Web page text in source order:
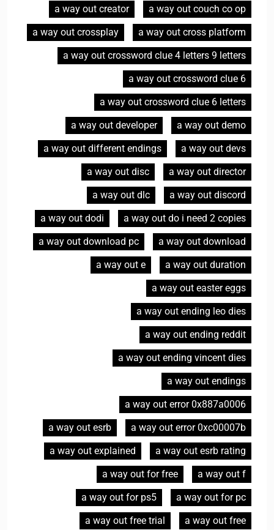
a way out couch co op
a way out creator
a way out cross platform
a way out crossplay
a way out crossword clue 4 letters 9 letters
a way out crossword clue 6
a way out crossword clue 6 letters
a way out demo
a way out developer
a way out devs
a way out different endings
a way out director
a way out disc
a way out discord
a way out dlc
a way out do i need 2 copies
a way out dodi
a way out download
a way out download pc
a way out duration
a way out e
a way out easter eggs
a way out ending leo dies
a way out ending reddit
a way out ending vincent dies
a way out endings
a way out error 0x887a0006
a way out error 0xc00007b
a way out esrb
a way out esrb rating
a way out explained
a way out f
a way out for free
a way out for pc
a way out for ps5
a way out free
a way out free trial